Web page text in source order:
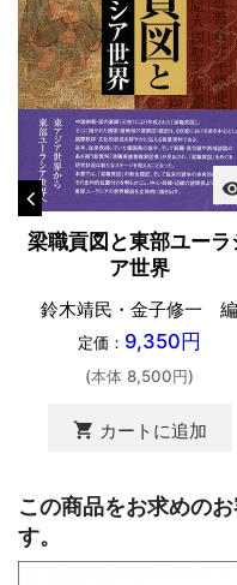
梁職貢図と東部ユーラ
ア世界
鈴木靖民・金子修一 編
定価： 9,350円
(本体 8,500円)
shopping_cart カートに追加
この商品をお求めの
す。